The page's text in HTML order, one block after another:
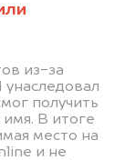
из-за
унаследовал
получить
В итоге
место на
и не